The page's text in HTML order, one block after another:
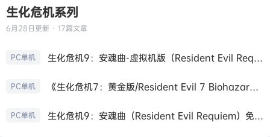
生化危机系列
6月28日更新 · 17篇文章
PC单机 生化危机9：安魂曲-虚拟机版（Resident Evil Requiem HYPERVISOR）免安装中文版
PC单机 《生化危机7：黄金版/Resident Evil 7 Biohazard》免安装中文版
PC单机 生化危机9：安魂曲（Resident Evil Requiem）免安装中文版